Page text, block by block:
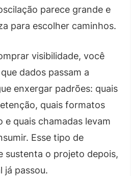
parece grande e
para escolher caminhos.
visibilidade, você
dados passam a
enxergar padrões: quais
quais formatos
e quais chamadas levam
Esse tipo de
sustenta o projeto depois,
já passou.